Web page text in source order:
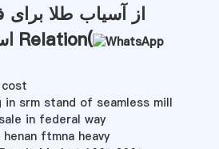
از آسیاب طلا
استفاده شده است Relation(
srm stand of seamless mill
in federal way
ftmna heavy